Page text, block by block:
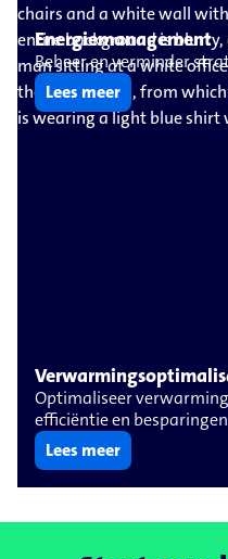
Energiemanagement
Beheer en verminder
Lees meer
Optimaliseer
efficiëntie en
Lees meer